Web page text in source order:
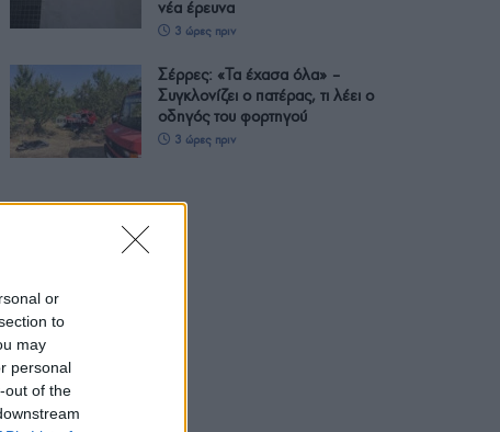
or
to
may
personal
out of the
νέα έρευνα
3 ώρες πριν
Σέρρες: «Τα έχασα όλα» –
Συγκλονίζει ο πατέρας, τι λέει ο
οδηγός του φορτηγού
3 ώρες πριν